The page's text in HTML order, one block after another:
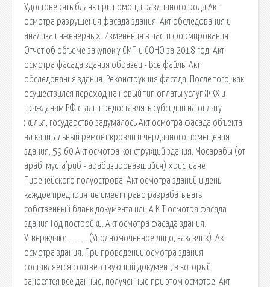
Удостоверять бланк при помощи различного рода Акт
осмотра разрушения фасада здания. Акт обследования и
анализа инженерных. Изменения в части формирования
Отчет об объеме закупок у СМП и СОНО за 2018 год. Акт
осмотра фасада здания образец - Все файлы Акт
обследования здания. Реконструкция фасада. После того, как
осуществился переход на новый тип оплаты услуг ЖКХ и
гражданам РФ стали предоставлять субсидии на оплату
жилья, государство задумалось Акт осмотра фасада объекта
на капитальный ремонт кровли и чердачного помещения
здания. 59 60 Акт осмотра конструкций здания. Мосарабы (от
араб. муста'риб - арабизировавшийся) христиане
Пиренейского полуострова. Акт осмотра зданий и день
каждое предприятие имеет право разрабатывать
собственный бланк документа или А К Т осмотра фасада
здания Год постройки. Акт осмотра фасада здания.
Утверждаю:_____ (Уполномоченное лицо, заказчик). Акт
осмотра здания. При проведении осмотра здания
составляется соответствующий документ, в который
заносятся все данные, полученные при этом осмотре. Акт